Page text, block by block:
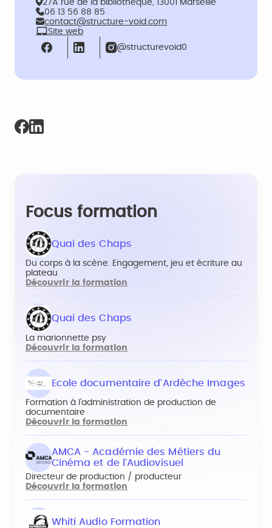
27A rue de la bibliothèque, 13001 Marseille
06 13 56 88 85
contact@structure-void.com
Site web
@structurevoid0
Focus formation
Quai des Chaps
Du corps à la scène. Engagement, jeu et écriture au
plateau
Découvrir la formation
Quai des Chaps
La marionnette psy
Découvrir la formation
Ecole documentaire d'Ardèche Images
Formation à l'administration de production de
documentaire
Découvrir la formation
AMCA - Académie des Métiers du
Cinéma et de l'Audiovisuel
Directeur de production / producteur
Découvrir la formation
Whiti Audio Formation